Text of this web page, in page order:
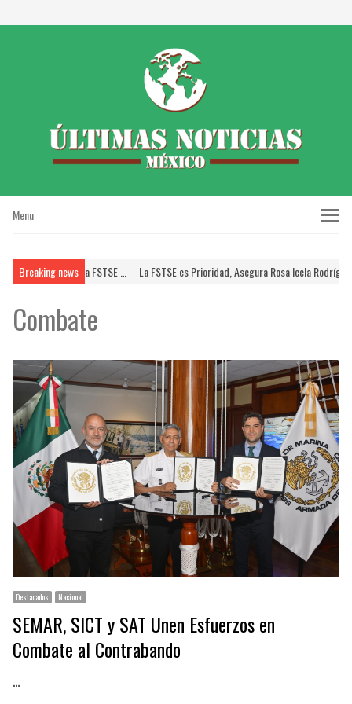
Menu
Menu
Breaking newsBrinda FSTSE … La FSTSE es Prioridad, Asegura Rosa Icela
Combate
Destacados Nacional
SEMAR, SICT y SAT Unen Esfuerzos en
Combate al Contrabando
…